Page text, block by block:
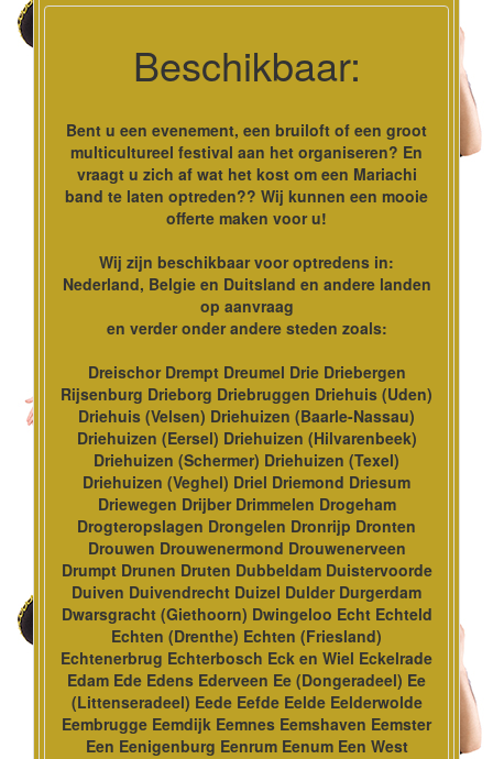
Beschikbaar:
Bent u een evenement, een bruiloft of een groot
multicultureel festival aan het organiseren? En
vraagt u zich af wat het kost om een Mariachi
band te laten optreden?? Wij kunnen een mooie
offerte maken voor u!
Wij zijn beschikbaar voor optredens in:
Nederland, Belgie en Duitsland en andere landen
op aanvraag
en verder onder andere steden zoals:
Dreischor Drempt Dreumel Drie Driebergen
Rijsenburg Drieborg Driebruggen Driehuis (Uden)
Driehuis (Velsen) Driehuizen (Baarle-Nassau)
Driehuizen (Eersel) Driehuizen (Hilvarenbeek)
Driehuizen (Schermer) Driehuizen (Texel)
Driehuizen (Veghel) Driel Driemond Driesum
Driewegen Drijber Drimmelen Drogeham
Drogteropslagen Drongelen Dronrijp Dronten
Drouwen Drouwenermond Drouwenerveen
Drumpt Drunen Druten Dubbeldam Duistervoorde
Duiven Duivendrecht Duizel Dulder Durgerdam
Dwarsgracht (Giethoorn) Dwingeloo Echt Echteld
Echten (Drenthe) Echten (Friesland)
Echtenerbrug Echterbosch Eck en Wiel Eckelrade
Edam Ede Edens Ederveen Ee (Dongeradeel) Ee
(Littenseradeel) Eede Eefde Eelde Eelderwolde
Eembrugge Eemdijk Eemnes Eemshaven Eemster
Een Eenigenburg Eenrum Eenum Een West